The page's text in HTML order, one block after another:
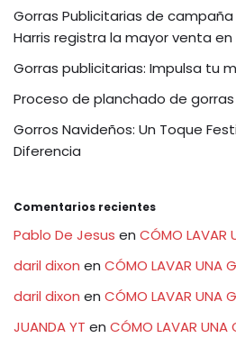
Gorras Publicitarias de
Harris registra la mayor venta en
Gorras publicitarias: Impulsa tu
Proceso de planchado de gorras
Gorros Navideños: Un Toque
Diferencia
Comentarios recientes
Pablo De Jesus en CÓMO LAVAR
daril dixon en CÓMO LAVAR UNA
daril dixon en CÓMO LAVAR UNA
JUANDA YT en CÓMO LAVAR UNA